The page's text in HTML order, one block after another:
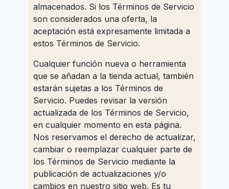
almacenados. Si los Términos de Servicio
son considerados una oferta, la
aceptación está expresamente limitada a
estos Términos de Servicio.
Cualquier función nueva o herramienta
que se añadan a la tienda actual, también
estarán sujetas a los Términos de
Servicio. Puedes revisar la versión
actualizada de los Términos de Servicio,
en cualquier momento en esta página.
Nos reservamos el derecho de actualizar,
cambiar o reemplazar cualquier parte de
los Términos de Servicio mediante la
publicación de actualizaciones y/o
cambios en nuestro sitio web. Es tu